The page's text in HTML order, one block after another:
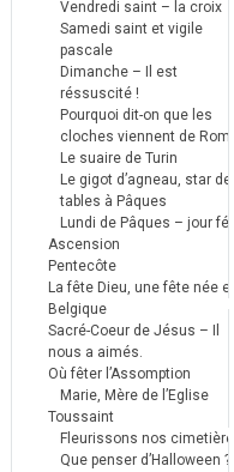
Vendredi saint – la croix
Samedi saint et vigile
pascale
Dimanche – Il est
réssuscité !
Pourquoi dit-on que les
cloches viennent de Rome
Le suaire de Turin
Le gigot d’agneau, star des
tables à Pâques
Lundi de Pâques – jour
Ascension
Pentecôte
La fête Dieu, une fête née en
Belgique
Sacré-Coeur de Jésus – Il
nous a aimés.
Où fêter l’Assomption
Marie, Mère de l’Eglise
Toussaint
Fleurissons nos cimetières
Que penser d’Halloween ?